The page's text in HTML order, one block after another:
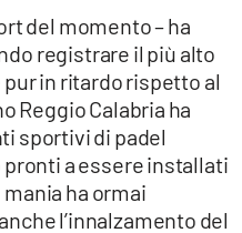
del momento – ha
registrare il più alto
in ritardo rispetto al
Reggio Calabria ha
sportivi di padel
pronti a essere installati
ha ormai
l’innalzamento del